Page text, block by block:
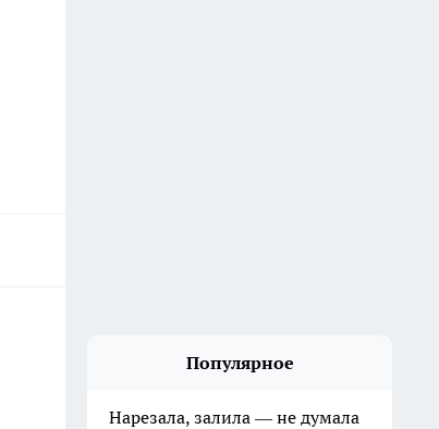
Популярное
Нарезала, залила — не думала